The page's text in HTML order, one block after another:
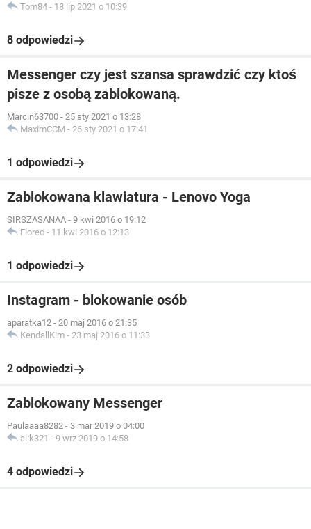
Tom84 - 18 lip 2021 o 10:39
8 odpowiedzi
Messenger czy jest szansa sprawdzić czy ktoś
pisze z osobą zablokowaną.
Marcin63700 - 25 sty 2021 o 13:28
MaximCCM - 26 sty 2021 o 17:41
1 odpowiedzi
Zablokowana klawiatura - Lenovo Yoga
SIRSZASANAA - 9 kwi 2016 o 19:12
Floreo - 11 kwi 2016 o 12:13
1 odpowiedzi
Instagram - blokowanie osób
aparatka12 - 20 maj 2016 o 21:35
KendallKim - 23 maj 2016 o 11:33
2 odpowiedzi
Zablokowany Messenger
Paulaaaa8282 - 3 mar 2019 o 04:00
alik321 - 9 wrz 2019 o 14:58
4 odpowiedzi